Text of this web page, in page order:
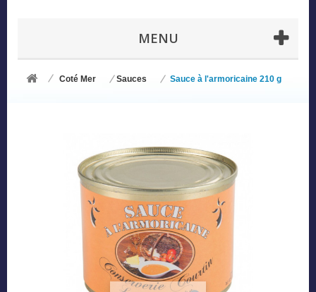
MENU
Coté Mer Sauces Sauce à l'armoricaine 210 g